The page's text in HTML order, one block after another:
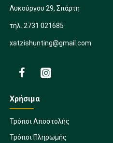
Λυκούργου 29, Σπάρτη
τηλ. 2731 021685
xatzishunting@gmail.com
Χρήσιμα
Τρόποι Αποστολής
Τρόποι Πληρωμής